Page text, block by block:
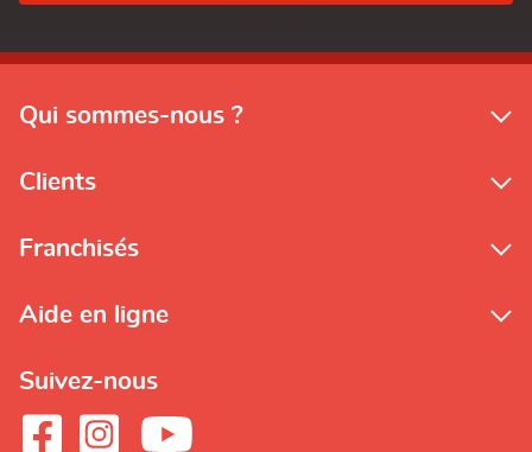
Qui sommes-nous ?
Clients
Franchisés
Aide en ligne
Suivez-nous